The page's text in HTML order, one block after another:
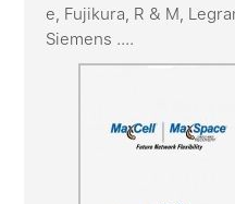
e, Fujikura, R & M,
Siemens ....